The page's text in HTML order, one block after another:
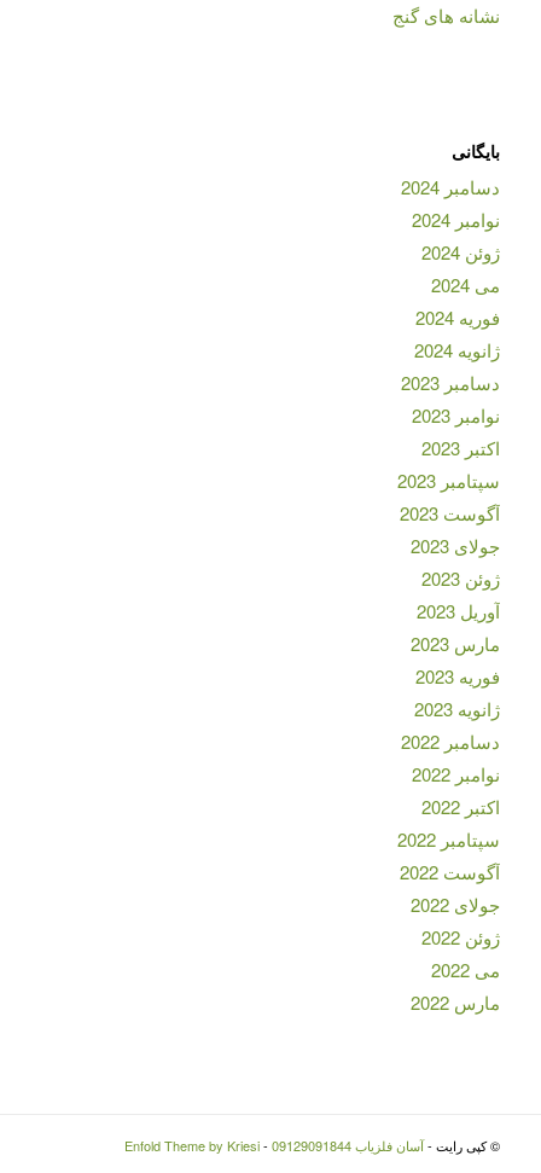
نشانه های گنج
بایگانی
دسامبر 2024
نوامبر 2024
ژوئن 2024
می 2024
فوریه 2024
ژانویه 2024
دسامبر 2023
نوامبر 2023
اکتبر 2023
سپتامبر 2023
آگوست 2023
جولای 2023
ژوئن 2023
آوریل 2023
مارس 2023
فوریه 2023
ژانویه 2023
دسامبر 2022
نوامبر 2022
اکتبر 2022
سپتامبر 2022
آگوست 2022
جولای 2022
ژوئن 2022
می 2022
مارس 2022
© کپی رایت -آسان فلزیاب 09129091844 -
Enfold Theme by Kriesi